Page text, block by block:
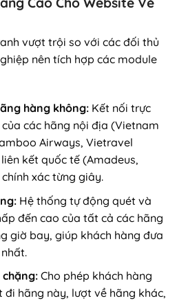
vượt trội so với các đối thủ
nên tích hợp các module
hàng không:Kết nối trực
các hãng nội địa (Vietnam
Airways, Vietravel
kết quốc tế (Amadeus,
xác từng giây.
Hệ thống tự động quét và
đến cao của tất cả các hãng
giờ bay, giúp khách hàng đưa
Cho phép khách hàng
hãng này, lượt về hãng khác,